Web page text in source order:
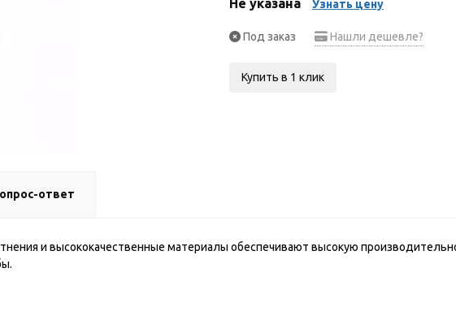
Узнать цену
Под заказ Нашли дешевле?
Купить в 1 клик
ответ
и высококачественные материалы обеспечивают высокую